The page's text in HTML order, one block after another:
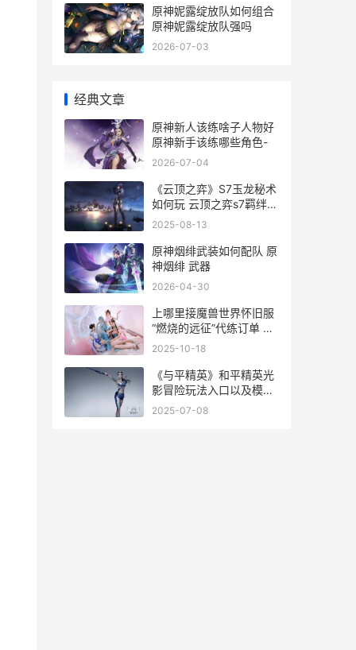
原神妮露绽放队如何组合
原神妮露绽放队强吗
2026-07-03
经典文章
原神新人该练啥子人物好
原神新手该练哪些角色-
2026-07-04
《云顶之弈》S7玉龙秘术
如何玩 云顶之弈s7羁绊全
览图
2025-08-13
原神烟绯武装如何配队 原
神烟绯 武器
2026-04-30
上哪里接魔兽世界怀旧服
“燃烧的远征”代练订单 魔
兽世界哪里接世界任务
2025-10-18
《与平精英》和平精英光
影冒险玩法入口以及模式
说明 和和平精英一样的游
2025-07-08